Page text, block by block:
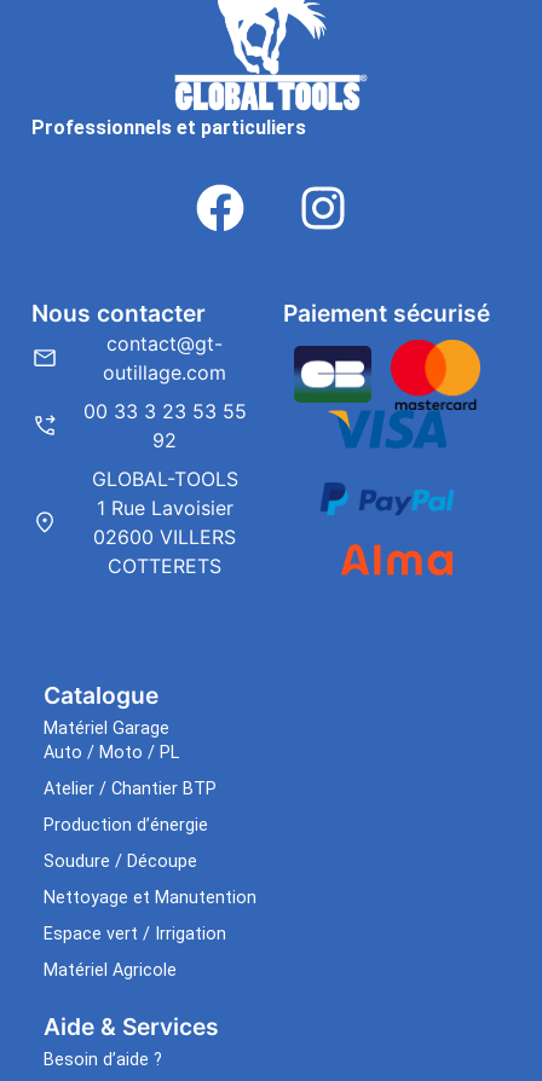
Professionnels et particuliers
Catalogue
Matériel Garage
Auto / Moto / PL
Atelier / Chantier BTP
Production d’énergie
Soudure / Découpe
Nettoyage et Manutention
Espace vert / Irrigation
Matériel Agricole
Aide & Services​
Besoin d’aide ?
Paiement sécurisé
Nous contacter
contact@gt-
outillage.com
00 33 3 23 53 55
92
GLOBAL-TOOLS
1 Rue Lavoisier
02600 VILLERS
COTTERETS